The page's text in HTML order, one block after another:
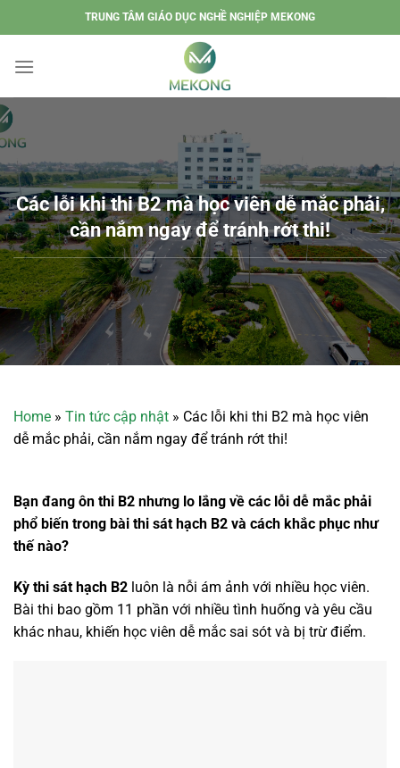
đến
dung
TRUNG TÂM GIÁO DỤC NGHỀ NGHIỆP MEKONG
Các lỗi khi thi B2 mà học viên dễ mắc phải,
cần nắm ngay để tránh rớt thi!
Home » Tin tức cập nhật » Các lỗi khi thi B2 mà học viên
dễ mắc phải, cần nắm ngay để tránh rớt thi!
Bạn đang ôn thi B2 nhưng lo lắng về các lỗi dễ mắc phải
phổ biến trong bài thi sát hạch B2 và cách khắc phục như
thế nào?
Kỳ thi sát hạch B2 luôn là nỗi ám ảnh với nhiều học viên.
Bài thi bao gồm 11 phần với nhiều tình huống và yêu cầu
khác nhau, khiến học viên dễ mắc sai sót và bị trừ điểm.